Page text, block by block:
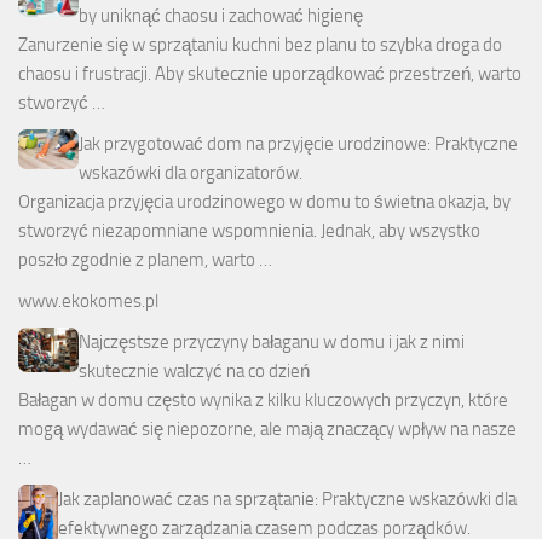
by uniknąć chaosu i zachować higienę
Zanurzenie się w sprzątaniu kuchni bez planu to szybka droga do
chaosu i frustracji. Aby skutecznie uporządkować przestrzeń, warto
stworzyć …
Jak przygotować dom na przyjęcie urodzinowe: Praktyczne
wskazówki dla organizatorów.
Organizacja przyjęcia urodzinowego w domu to świetna okazja, by
stworzyć niezapomniane wspomnienia. Jednak, aby wszystko
poszło zgodnie z planem, warto …
www.ekokomes.pl
Najczęstsze przyczyny bałaganu w domu i jak z nimi
skutecznie walczyć na co dzień
Bałagan w domu często wynika z kilku kluczowych przyczyn, które
mogą wydawać się niepozorne, ale mają znaczący wpływ na nasze
Jak zaplanować czas na sprzątanie: Praktyczne wskazówki dla
efektywnego zarządzania czasem podczas porządków.